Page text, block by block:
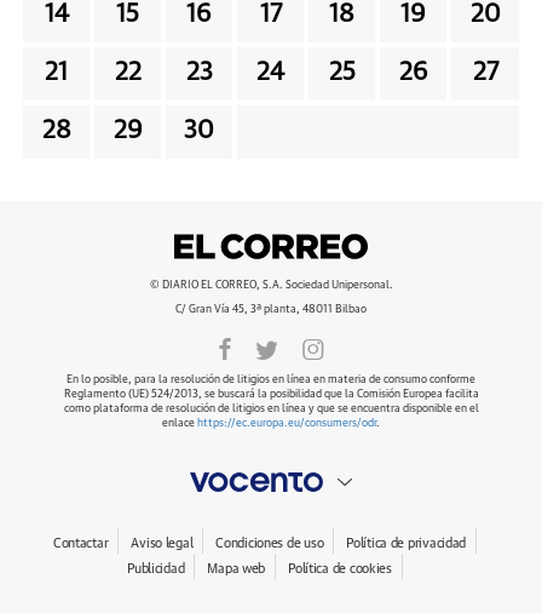
14 15 16 17 18 19 20
21 22 23 24 25 26 27
28 29 30
© DIARIO EL CORREO, S.A. Sociedad Unipersonal.
C/ Gran Vía 45, 3ª planta, 48011 Bilbao
En lo posible, para la resolución de litigios en línea en materia de consumo conforme
Reglamento (UE) 524/2013, se buscará la posibilidad que la Comisión Europea facilita
como plataforma de resolución de litigios en línea y que se encuentra disponible en el
enlace https://ec.europa.eu/consumers/odr.
Contactar Aviso legal Condiciones de uso
Política de privacidad
Publicidad
Mapa web Política de cookies